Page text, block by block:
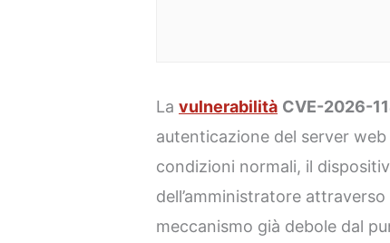
Lavulnerabilità CVE-2026-
autenticazione del server
condizioni normali, il
dell’amministratore
meccanismo già debole dal